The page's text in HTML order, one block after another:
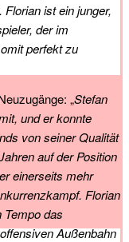
ist ein junger,
der im
perfekt zu
„Stefan
und er konnte
von seiner Qualität
auf der Position
einerseits mehr
Florian
das
Außenbahn